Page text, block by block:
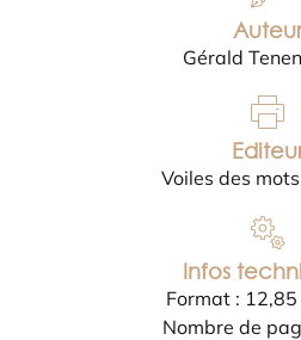
Auteur
Gérald
Voiles des
Infos
Format :
Nombre de